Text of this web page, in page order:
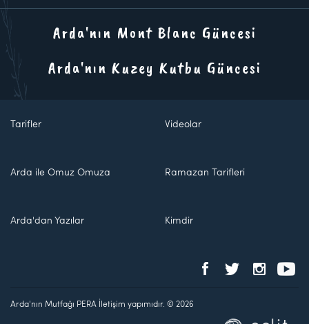
Arda'nın Mont Blanc Güncesi
Arda'nın Kuzey Kutbu Güncesi
Tarifler Videolar
Arda ile Omuz Omuza Ramazan Tarifleri
Arda'dan Yazılar Kimdir
Arda'nın Mutfağı PERA İletişim yapımıdır. © 2026